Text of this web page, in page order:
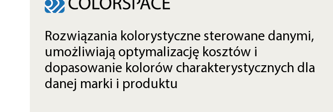
Rozwiązania kolorystyczne sterowane danymi,
umożliwiają optymalizację kosztów i
dopasowanie kolorów charakterystycznych dla
danej marki i produktu